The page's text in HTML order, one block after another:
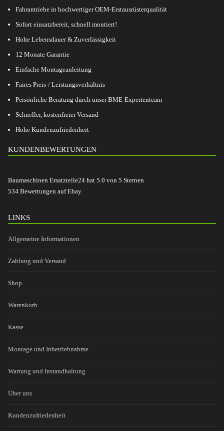
Fahrantriebe in hochwertiger OEM-Erstausrüsterqualität
Sofort einsatzbereit, schnell montiert!
Hohe Lebensdauer & Zuverlässigkeit
12 Monate Garantie
Einfache Montageanleitung
Faires Preis-/ Leistungsverhältnis
Persönliche Beratung durch unser BME-Expertenteam
Schneller, kostenfreier Versand
Hohe Kundenzufriedenheit
KUNDENBEWERTUNGEN
Baumaschinen Ersatzteile24 hat 5.0 von 5 Sternen
534 Bewertungen auf Ebay
LINKS
Allgemeine Informationen
Zahlung und Versand
Shop
Warenkorb
Kasse
Montage und Inbetriebnahme
Wartung und Instandhaltung
Über uns
Kundenzufriedenheit